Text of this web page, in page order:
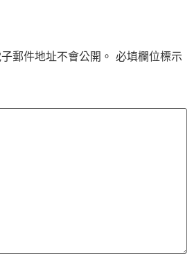
郵件地址不會公開。 必填欄位標示